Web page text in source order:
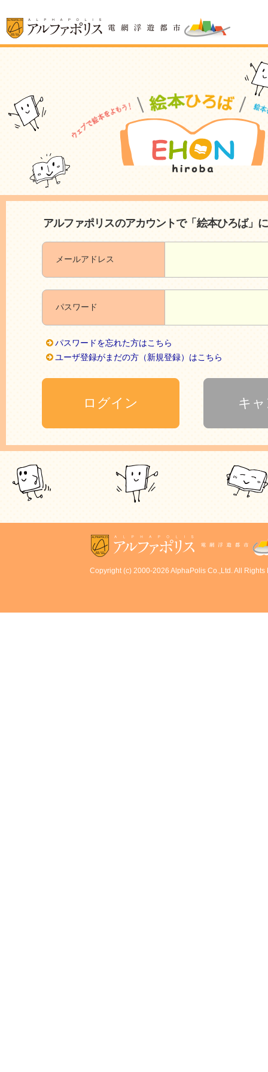
アルファポリスのアカウントで「絵本ひろば」
メールアドレス
パスワード
パスワードを忘れた方はこちら
ユーザ登録がまだの方（新規登録）はこちら
Copyright (c) 2000-2026 AlphaPolis Co.,Ltd. All Rights